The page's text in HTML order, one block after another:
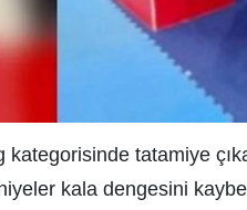
kategorisinde tatamiye
kala dengesini